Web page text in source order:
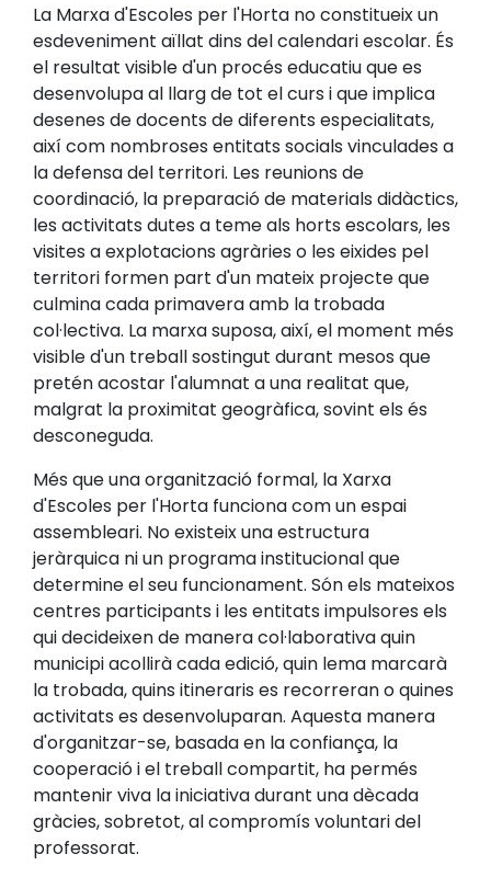
La Marxa d'Escoles per l'Horta no constitueix un
esdeveniment aïllat dins del calendari escolar. És
el resultat visible d'un procés educatiu que es
desenvolupa al llarg de tot el curs i que implica
desenes de docents de diferents especialitats,
així com nombroses entitats socials vinculades a
la defensa del territori. Les reunions de
coordinació, la preparació de materials didàctics,
les activitats dutes a teme als horts escolars, les
visites a explotacions agràries o les eixides pel
territori formen part d'un mateix projecte que
culmina cada primavera amb la trobada
col·lectiva. La marxa suposa, així, el moment més
visible d'un treball sostingut durant mesos que
pretén acostar l'alumnat a una realitat que,
malgrat la proximitat geogràfica, sovint els és
desconeguda.
Més que una organització formal, la Xarxa
d'Escoles per l'Horta funciona com un espai
assembleari. No existeix una estructura
jeràrquica ni un programa institucional que
determine el seu funcionament. Són els mateixos
centres participants i les entitats impulsores els
qui decideixen de manera col·laborativa quin
municipi acollirà cada edició, quin lema marcarà
la trobada, quins itineraris es recorreran o quines
activitats es desenvoluparan. Aquesta manera
d'organitzar-se, basada en la confiança, la
cooperació i el treball compartit, ha permés
mantenir viva la iniciativa durant una dècada
gràcies, sobretot, al compromís voluntari del
professorat.